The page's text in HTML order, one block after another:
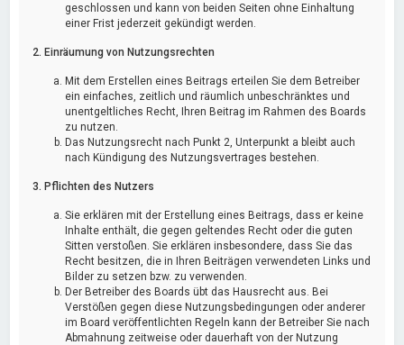
geschlossen und kann von beiden Seiten ohne Einhaltung
einer Frist jederzeit gekündigt werden.
2. Einräumung von Nutzungsrechten
Mit dem Erstellen eines Beitrags erteilen Sie dem Betreiber
ein einfaches, zeitlich und räumlich unbeschränktes und
unentgeltliches Recht, Ihren Beitrag im Rahmen des Boards
zu nutzen.
Das Nutzungsrecht nach Punkt 2, Unterpunkt a bleibt auch
nach Kündigung des Nutzungsvertrages bestehen.
3. Pflichten des Nutzers
Sie erklären mit der Erstellung eines Beitrags, dass er keine
Inhalte enthält, die gegen geltendes Recht oder die guten
Sitten verstoßen. Sie erklären insbesondere, dass Sie das
Recht besitzen, die in Ihren Beiträgen verwendeten Links und
Bilder zu setzen bzw. zu verwenden.
Der Betreiber des Boards übt das Hausrecht aus. Bei
Verstößen gegen diese Nutzungsbedingungen oder anderer
im Board veröffentlichten Regeln kann der Betreiber Sie nach
Abmahnung zeitweise oder dauerhaft von der Nutzung